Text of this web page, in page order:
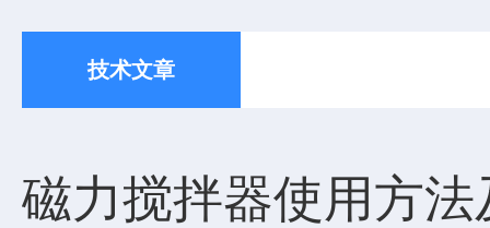
技术文章
磁力搅拌器使用方